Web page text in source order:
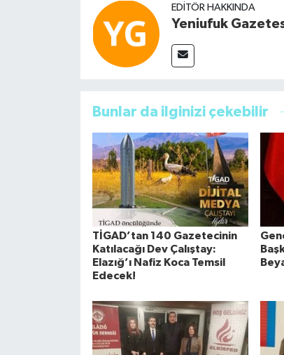
EDITÖR HAKKINDA
Yeniufuk
Bunlar da ilginizi çekebilir
TİGAD’tan 140 Gazetecinin
Katılacağı Dev Çalıştay:
Elazığ’ı Nafiz Koca Temsil
Edecek!